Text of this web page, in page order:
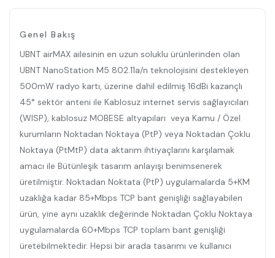
Genel Bakış
UBNT airMAX ailesinin en uzun soluklu ürünlerinden olan
UBNT NanoStation M5 802.11a/n teknolojisini destekleyen
500mW radyo kartı, üzerine dahil edilmiş 16dBi kazançlı
45° sektör anteni ile Kablosuz internet servis sağlayıcıları
(WISP), kablosuz MOBESE altyapıları veya Kamu / Özel
kurumların Noktadan Noktaya (PtP) veya Noktadan Çoklu
Noktaya (PtMtP) data aktarım ihtiyaçlarını karşılamak
amacı ile Bütünleşik tasarım anlayışı benimsenerek
üretilmiştir. Noktadan Noktata (PtP) uygulamalarda 5+KM
uzaklığa kadar 85+Mbps TCP bant genişliği sağlayabilen
ürün, yine aynı uzaklık değerinde Noktadan Çoklu Noktaya
uygulamalarda 60+Mbps TCP toplam bant genişliği
üretebilmektedir. Hepsi bir arada tasarımı ve kullanıcı